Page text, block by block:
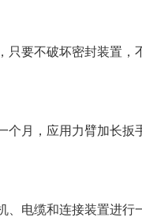
只要不破坏密封装置，
月，应用力臂加长扳
、电缆和连接装置进行